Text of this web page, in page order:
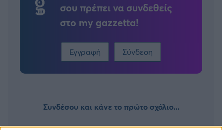
σου πρέπει να συνδεθείς
στο my gazzetta!
Εγγραφή Σύνδεση
Συνδέσου και κάνε το πρώτο σχόλιο...